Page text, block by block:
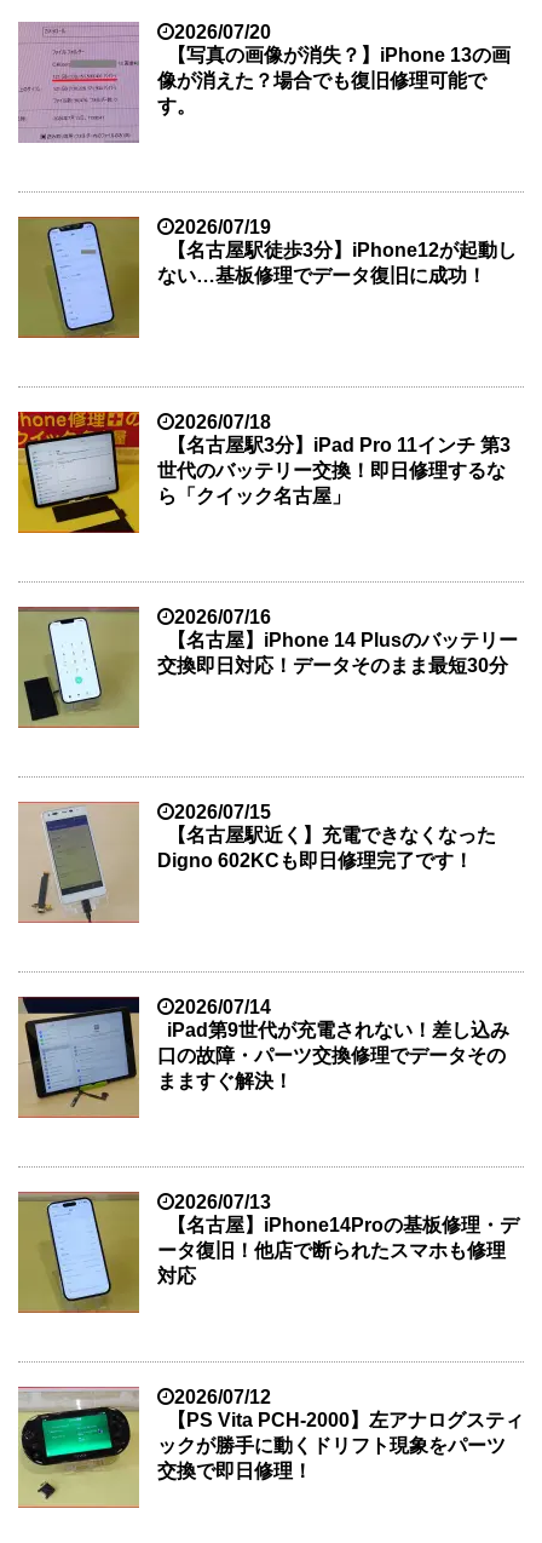
2026/07/20
【写真の画像が消失？】iPhone 13の画
像が消えた？場合でも復旧修理可能で
す。
2026/07/19
【名古屋駅徒歩3分】iPhone12が起動し
ない…基板修理でデータ復旧に成功！
2026/07/18
【名古屋駅3分】iPad Pro 11インチ 第3
世代のバッテリー交換！即日修理するな
ら「クイック名古屋」
2026/07/16
【名古屋】iPhone 14 Plusのバッテリー
交換即日対応！データそのまま最短30分
2026/07/15
【名古屋駅近く】充電できなくなった
Digno 602KCも即日修理完了です！
2026/07/14
iPad第9世代が充電されない！差し込み
口の故障・パーツ交換修理でデータその
まますぐ解決！
2026/07/13
【名古屋】iPhone14Proの基板修理・デ
ータ復旧！他店で断られたスマホも修理
対応
2026/07/12
【PS Vita PCH-2000】左アナログスティ
ックが勝手に動くドリフト現象をパーツ
交換で即日修理！